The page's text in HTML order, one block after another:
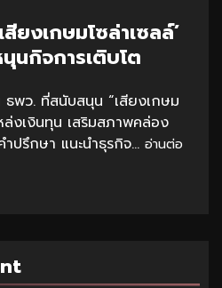
ยงเกษมโซล่าเซลล์’
นกิจการเติบโต
พว. ที่สนับสนุน “เสียงเกษม
ล่งเงินทุน เสริมสภาพคล่อง
ปรึกษา แนะนำธุรกิจ... อ่านต่อ